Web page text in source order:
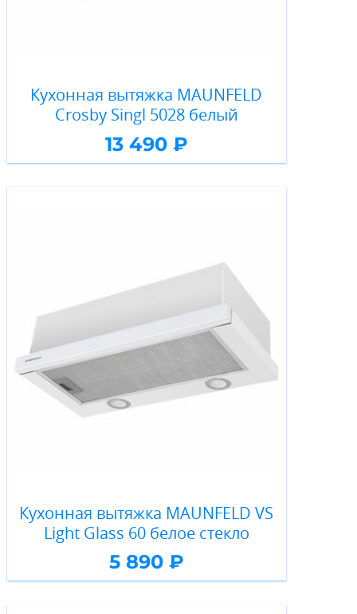
Кухонная вытяжка MAUNFELD
Crosby Singl 5028 белый
13 490 ₽
Кухонная вытяжка MAUNFELD VS
Light Glass 60 белое стекло
5 890 ₽